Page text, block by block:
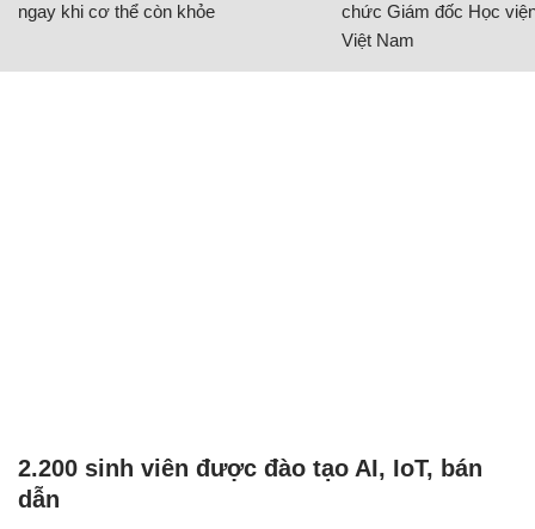
ngay khi cơ thể còn khỏe
chức Giám đốc Học
Việt Nam
2.200 sinh viên được đào tạo AI, IoT, bán
dẫn